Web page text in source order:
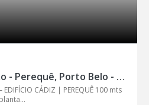
Apartamento de luxo - Perequê, Porto Belo - AP0115
EDIFÍCIO CÁDIZ | PEREQUÊ 100 mts